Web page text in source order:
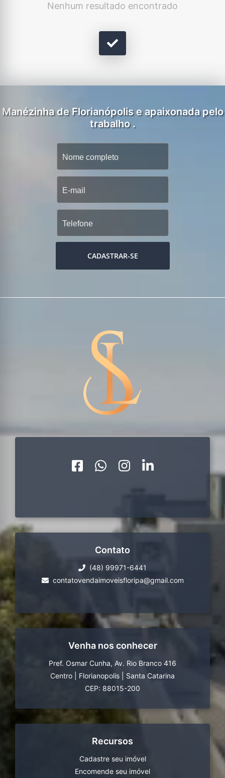
Nenhum resultado encontrado
Manézinha de Florianópolis e apaixonada pelo
trabalho .
CADASTRAR-SE
Contato
(48) 99971-6441
contatovendaimoveisfloripa@gmail.com
Venha nos conhecer
Pref. Osmar Cunha, Av. Rio Branco 416
Centro
Florianopolis
Santa Catarina
CEP: 88015-200
Recursos
Cadastre seu imóvel
Encomende seu imóvel